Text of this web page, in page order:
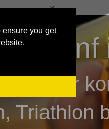
you get
- #dnf
Triathlon